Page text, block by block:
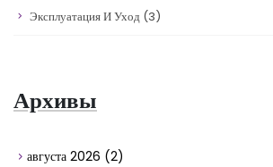
Эксплуатация И Уход (3)
Архивы
августа 2026 (2)